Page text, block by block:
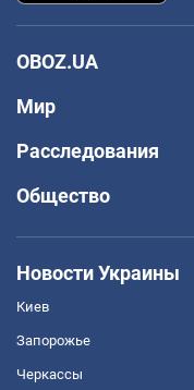
OBOZ.UA
Мир
Расследования
Общество
Новости Украины
Киев
Запорожье
Черкассы